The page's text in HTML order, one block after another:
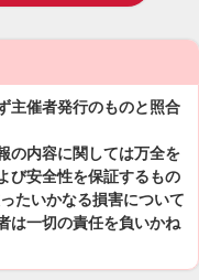
主催者発行のものと照合
の内容に関しては万全を
び安全性を保証するもの
たいかなる損害について
は一切の責任を負いかね